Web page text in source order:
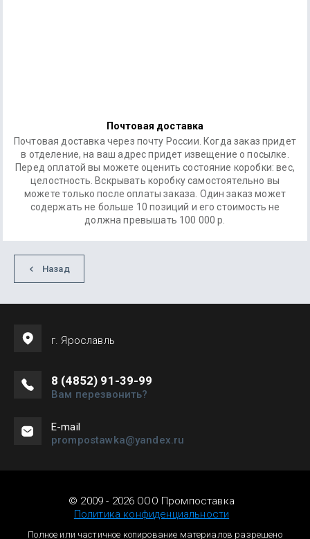
Почтовая доставка
Почтовая доставка через почту России. Когда заказ придет
в отделение, на ваш адрес придет извещение о посылке.
Перед оплатой вы можете оценить состояние коробки: вес,
целостность. Вскрывать коробку самостоятельно вы
можете только после оплаты заказа. Один заказ может
содержать не больше 10 позиций и его стоимость не
должна превышать 100 000 р.
Назад
г. Ярославль
8 (4852) 91-39-99
Вам перезвонить?
Е-mail
prompostawka@yandex.ru
© 2009 - 2026 ООО Промпоставка
Политика конфиденциальности
Полное или частичное копирование материалов разрешено